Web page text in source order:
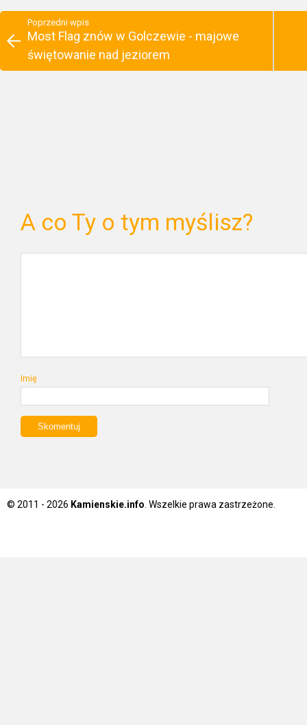
Poprzedni wpis
Most Flag znów w Golczewie - majowe
świętowanie nad jeziorem
A co Ty o tym myślisz?
Imię
© 2011 - 2026 Kamienskie.info . Wszelkie prawa zastrzeżone.